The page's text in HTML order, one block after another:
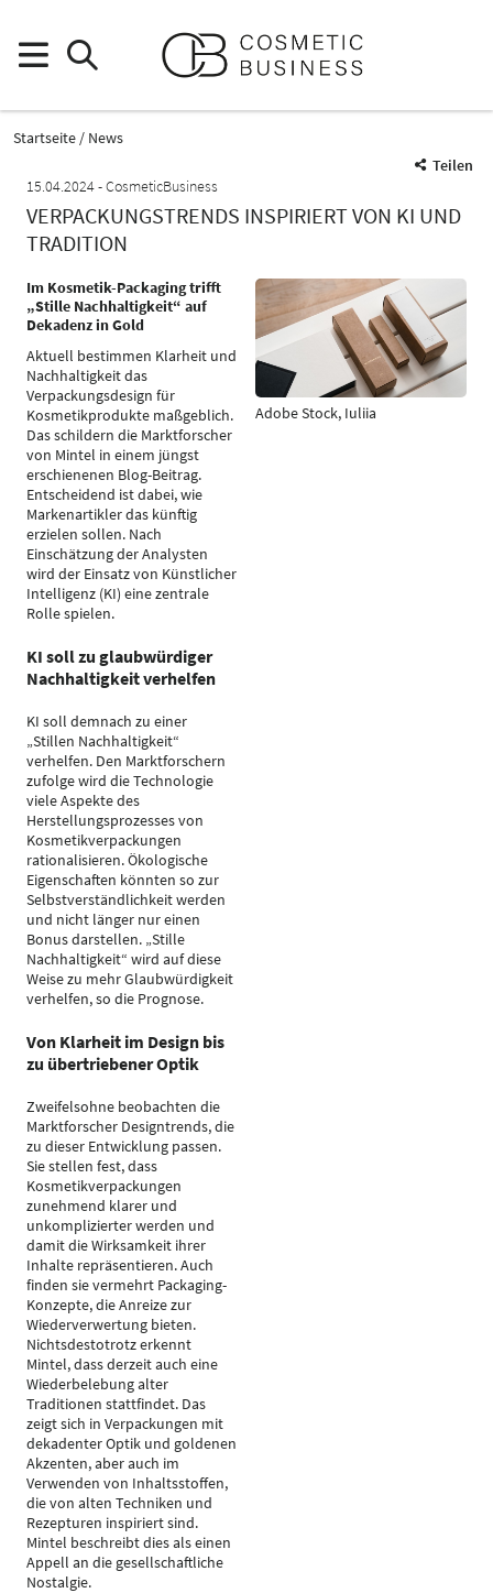
Startseite
News
Teilen
15.04.2024 CosmeticBusiness
VERPACKUNGSTRENDS INSPIRIERT VON KI UND
TRADITION
Im Kosmetik-Packaging trifft
„Stille Nachhaltigkeit“ auf
Dekadenz in Gold
Aktuell bestimmen Klarheit und
Nachhaltigkeit das
Verpackungsdesign für
Kosmetikprodukte maßgeblich.
Das schildern die Marktforscher
von Mintel in einem jüngst
erschienenen Blog-Beitrag.
Entscheidend ist dabei, wie
Markenartikler das künftig
erzielen sollen. Nach
Einschätzung der Analysten
wird der Einsatz von Künstlicher
Intelligenz (KI) eine zentrale
Rolle spielen.
KI soll zu glaubwürdiger
Nachhaltigkeit verhelfen
KI soll demnach zu einer
„Stillen Nachhaltigkeit“
verhelfen. Den Marktforschern
zufolge wird die Technologie
viele Aspekte des
Herstellungsprozesses von
Kosmetikverpackungen
rationalisieren. Ökologische
Eigenschaften könnten so zur
Selbstverständlichkeit werden
und nicht länger nur einen
Bonus darstellen. „Stille
Nachhaltigkeit“ wird auf diese
Weise zu mehr Glaubwürdigkeit
verhelfen, so die Prognose.
Von Klarheit im Design bis
zu übertriebener Optik
Zweifelsohne beobachten die
Marktforscher Designtrends, die
zu dieser Entwicklung passen.
Sie stellen fest, dass
Kosmetikverpackungen
zunehmend klarer und
unkomplizierter werden und
damit die Wirksamkeit ihrer
Inhalte repräsentieren. Auch
finden sie vermehrt Packaging-
Konzepte, die Anreize zur
Wiederverwertung bieten.
Nichtsdestotrotz erkennt
Mintel, dass derzeit auch eine
Wiederbelebung alter
Traditionen stattfindet. Das
zeigt sich in Verpackungen mit
dekadenter Optik und goldenen
Akzenten, aber auch im
Verwenden von Inhaltsstoffen,
die von alten Techniken und
Rezepturen inspiriert sind.
Mintel beschreibt dies als einen
Appell an die gesellschaftliche
Nostalgie.
Adobe Stock, Iuliia